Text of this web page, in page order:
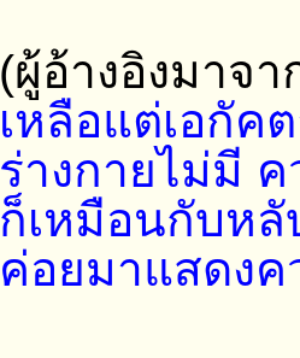
(ผู้อ้างอิงมาจ
เหลือแต่เอกัค
ร่างกายไม่มี
ก็เหมือนกับหลั
ค่อยมาแสดงค